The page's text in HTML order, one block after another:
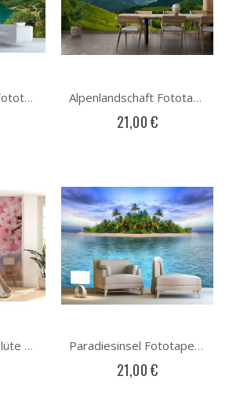
Magie Der Natur Fototapete Alpenlandschaft Fototapete
21,00 €
Japanische Kirschblüte Fototapete Paradiesinsel Fototapete
21,00 €